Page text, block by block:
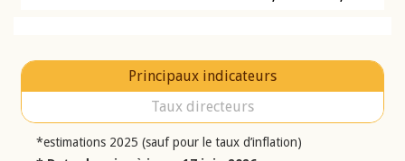
Principaux indicateurs
Taux directeurs
*estimations 2025 (sauf pour le taux d’inflation)